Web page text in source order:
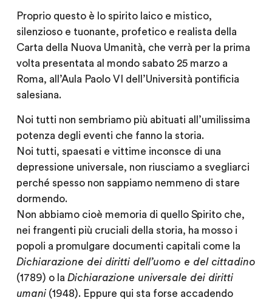
Proprio questo è lo spirito laico e mistico,
silenzioso e tuonante, profetico e realista della
Carta della Nuova Umanità, che verrà per la prima
volta presentata al mondo sabato 25 marzo a
Roma, all’Aula Paolo VI dell’Università pontificia
salesiana.
Noi tutti non sembriamo più abituati all’umilissima
potenza degli eventi che fanno la storia.
Noi tutti, spaesati e vittime inconsce di una
depressione universale, non riusciamo a svegliarci
perché spesso non sappiamo nemmeno di stare
dormendo.
Non abbiamo cioè memoria di quello Spirito che,
nei frangenti più cruciali della storia, ha mosso i
popoli a promulgare documenti capitali come la
Dichiarazione dei diritti dell’uomo e del cittadino
(1789) o la Dichiarazione universale dei diritti
umani(1948). Eppure qui sta forse accadendo